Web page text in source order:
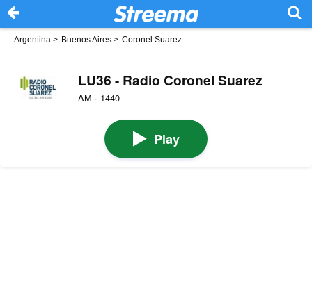
Argentina > Buenos Aires > Coronel Suarez
LU36 - Radio Coronel Suarez
AM · 1440
Play